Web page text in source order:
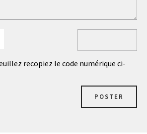
recopiez le code numérique ci-
POSTER